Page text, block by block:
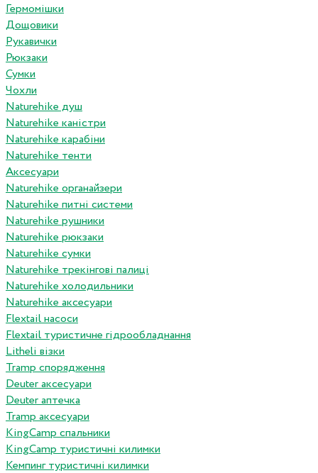
Гермомішки
Дощовики
Рукавички
Рюкзаки
Сумки
Чохли
Naturehike душ
Naturehike каністри
Naturehike карабіни
Naturehike тенти
Аксесуари
Naturehike органайзери
Naturehike питні системи
Naturehike рушники
Naturehike рюкзаки
Naturehike сумки
Naturehike трекінгові палиці
Naturehike холодильники
Naturehike аксесуари
Flextail насоси
Flextail туристичне гідрообладнання
Litheli візки
Tramp спорядження
Deuter аксесуари
Deuter аптечка
Tramp аксесуари
KingCamp спальники
KingCamp туристичні килимки
Кемпинг туристичні килимки